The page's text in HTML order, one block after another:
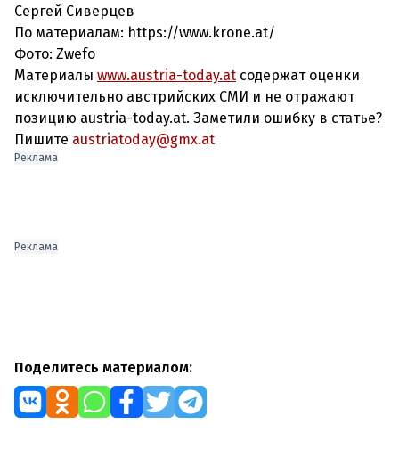
Сергей Сиверцев
По материалам: https://www.krone.at/
Фото: Zwefo
Материалы www.austria-today.at содержат оценки
исключительно австрийских СМИ и не отражают
позицию austria-today.at. Заметили ошибку в статье?
Пишите austriatoday@gmx.at
Реклама
Реклама
Поделитесь материалом: